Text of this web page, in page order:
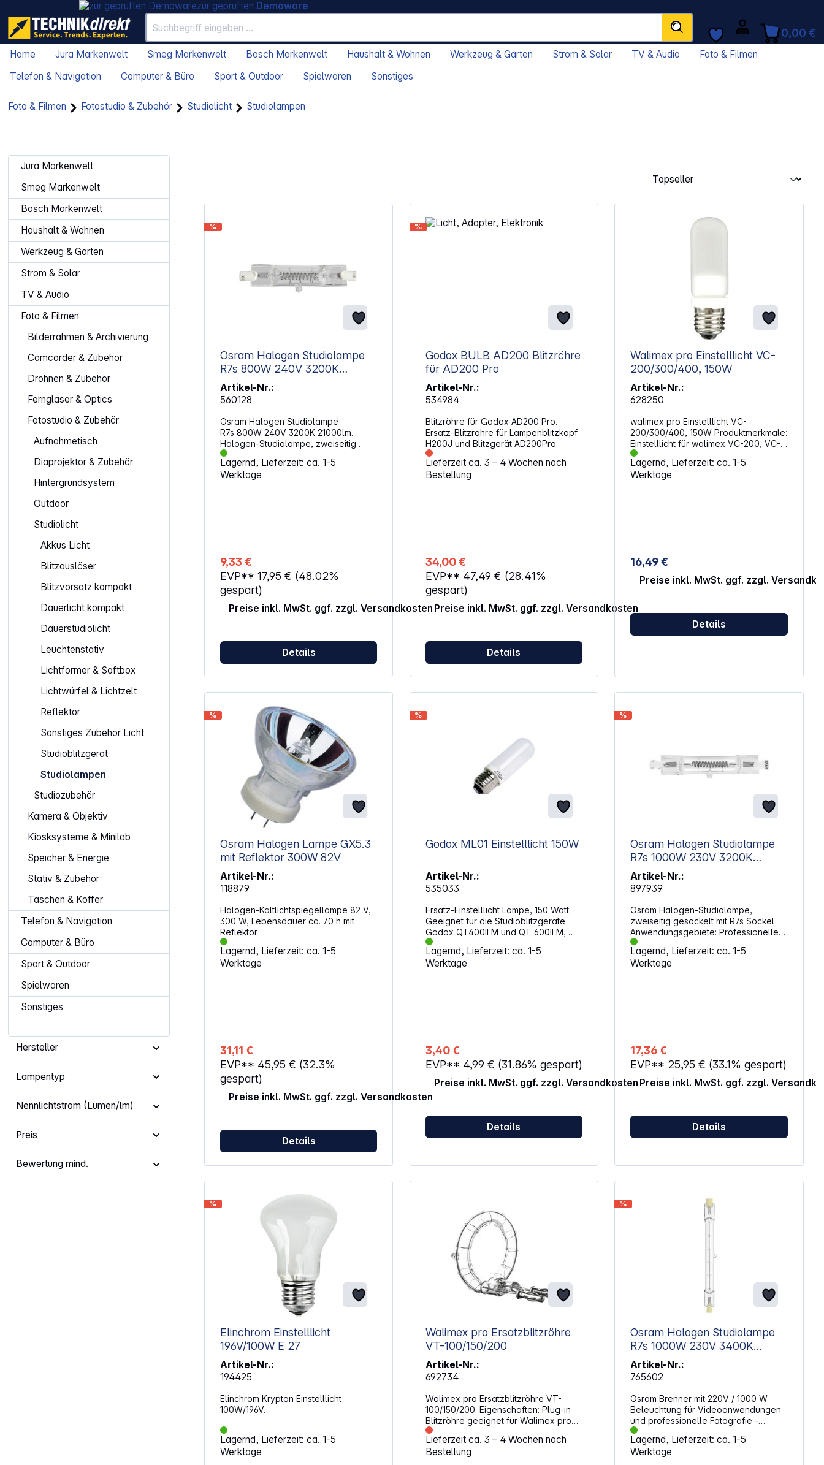
zur geprüften Demoware
0,00 €
Home Jura Markenwelt Smeg Markenwelt Bosch Markenwelt Haushalt & Wohnen Werkzeug & Garten Strom & Solar TV & Audio
Foto & Filmen
Telefon & Navigation
Computer & Büro Sport & Outdoor Spielwaren Sonstiges
Foto & Filmen Fotostudio & Zubehör Studiolicht Studiolampen
Jura Markenwelt
Smeg Markenwelt
Bosch Markenwelt
Haushalt & Wohnen
Werkzeug & Garten
Strom & Solar
TV & Audio
Foto & Filmen
Bilderrahmen & Archivierung
Camcorder & Zubehör
Drohnen & Zubehör
Ferngläser & Optics
Fotostudio & Zubehör
Aufnahmetisch
Diaprojektor & Zubehör
Hintergrundsystem
Outdoor
Studiolicht
Akkus Licht
Blitzauslöser
Blitzvorsatz kompakt
Dauerlicht kompakt
Dauerstudiolicht
Leuchtenstativ
Lichtformer & Softbox
Lichtwürfel & Lichtzelt
Reflektor
Sonstiges Zubehör Licht
Studioblitzgerät
Studiolampen
Studiozubehör
Kamera & Objektiv
Kiosksysteme & Minilab
Speicher & Energie
Stativ & Zubehör
Taschen & Koffer
Telefon & Navigation
Computer & Büro
Sport & Outdoor
Spielwaren
Sonstiges
Hersteller
Lampentyp
Nennlichtstrom (Lumen/lm)
Preis
Bewertung mind.
%
Osram Halogen Studiolampe
R7s 800W 240V 3200K
21000lm
Artikel-Nr.:
560128
Osram Halogen Studiolampe
R7s 800W 240V 3200K 21000lm.
Halogen-Studiolampe, zweiseitig
gesockelt. Anwendung: Professionelle
Film- und Fernsehaufnahmen Theater-
und Konzertbühnen Entertainment
Lagernd, Lieferzeit: ca. 1-5
Werktage
9,33 €
EVP** 17,95 € (48.02%
gespart)
Preise inkl. MwSt. ggf. zzgl. Versandkosten
Details
%
Godox BULB AD200 Blitzröhre
für AD200 Pro
Artikel-Nr.:
534984
Blitzröhre für Godox AD200 Pro.
Ersatz-Blitzröhre für Lampenblitzkopf
H200J und Blitzgerät AD200Pro.
Lieferzeit ca. 3 – 4 Wochen nach
Bestellung
34,00 €
EVP** 47,49 € (28.41%
gespart)
Preise inkl. MwSt. ggf. zzgl. Versandkosten
Details
Walimex pro Einstelllicht VC-
200/300/400, 150W
Artikel-Nr.:
628250
walimex pro Einstelllicht VC-
200/300/400, 150W Produktmerkmale:
Einstelllicht für walimex VC-200, VC-
300, VC-400, VC-200 PLUS, VC-300
PLUS, VC-400 PLUS, CY-420K, CY-
600K, CY-600DS, CY-800DS und CY-
Lagernd, Lieferzeit: ca. 1-5
Werktage
16,49 €
Preise inkl. MwSt. ggf. zzgl.
Details
%
Osram Halogen Lampe GX5.3
mit Reflektor 300W 82V
Artikel-Nr.:
118879
Halogen-Kaltlichtspiegellampe 82 V,
300 W, Lebensdauer ca. 70 h mit
Reflektor
Lagernd, Lieferzeit: ca. 1-5
Werktage
31,11 €
EVP** 45,95 € (32.3%
gespart)
Preise inkl. MwSt. ggf. zzgl. Versandkosten
Details
%
Godox ML01 Einstelllicht 150W
Artikel-Nr.:
535033
Ersatz-Einstelllicht Lampe, 150 Watt.
Geeignet für die Studioblitzgeräte
Godox QT400II M und QT 600II M,
MS200 und MS300
Lagernd, Lieferzeit: ca. 1-5
Werktage
3,40 €
EVP** 4,99 € (31.86% gespart)
Preise inkl. MwSt. ggf. zzgl. Versandkosten
Details
%
Osram Halogen Studiolampe
R7s 1000W 230V 3200K
2600lm
Artikel-Nr.:
897939
Osram Halogen-Studiolampe,
zweiseitig gesockelt mit R7s Sockel
Anwendungsgebiete: Professionelle
Film- und Fernsehaufnahmen Theater-
und Konzertbühnen Entertainment
Produkteigenschaften: Betrieb an
Lagernd, Lieferzeit: ca. 1-5
Werktage
17,36 €
EVP** 25,95 € (33.1% gespart)
Preise inkl. MwSt. ggf. zzgl.
Details
%
Elinchrom Einstelllicht
196V/100W E 27
Artikel-Nr.:
194425
Elinchrom Krypton Einstelllicht
100W/196V.
Lagernd, Lieferzeit: ca. 1-5
Werktage
Walimex pro Ersatzblitzröhre
VT-100/150/200
Artikel-Nr.:
692734
Walimex pro Ersatzblitzröhre VT-
100/150/200. Eigenschaften: Plug-in
Blitzröhre geeignet für Walimex pro
VT-100/150/200 / Newcomer
100/150/200 / Newcomer 100 II
Leistungsaufnahme: 100Ws
Lieferzeit ca. 3 – 4 Wochen nach
Bestellung
%
Osram Halogen Studiolampe
R7s 1000W 230V 3400K
35000lm
Artikel-Nr.:
765602
Osram Brenner mit 220V / 1000 W
Beleuchtung für Videoanwendungen
und professionelle Fotografie -
langlebig und zuverlässig
Anwendungsgebiete: Professionelle
Film- und Fernsehaufnahmen Theater-
Lagernd, Lieferzeit: ca. 1-5
Werktage